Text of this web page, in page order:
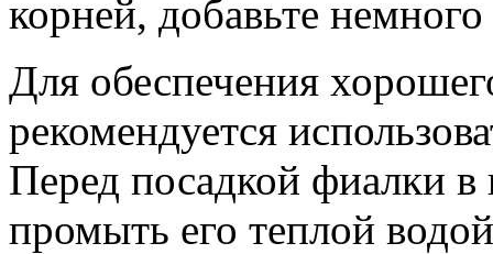
корней, добавьте
Для обеспечения
рекомендуется
Перед посадкой фиалки
промыть его теплой